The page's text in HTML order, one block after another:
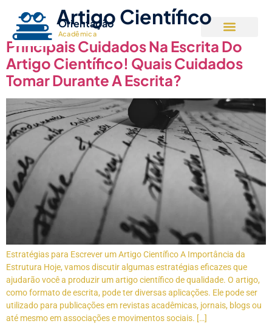
Orientação
Acadêmica
Tag: Artigo Científico
Principais Cuidados Na Escrita Do
Artigo Científico! Quais Cuidados
Tomar Durante A Escrita?
Estratégias para Escrever um Artigo Científico A Importância da
Estrutura Hoje, vamos discutir algumas estratégias eficazes que
ajudarão você a produzir um artigo científico de qualidade. O artigo,
como formato de escrita, pode ter diversas aplicações. Ele pode ser
utilizado para publicações em revistas acadêmicas, jornais, blogs ou
até mesmo em associações e movimentos sociais. […]